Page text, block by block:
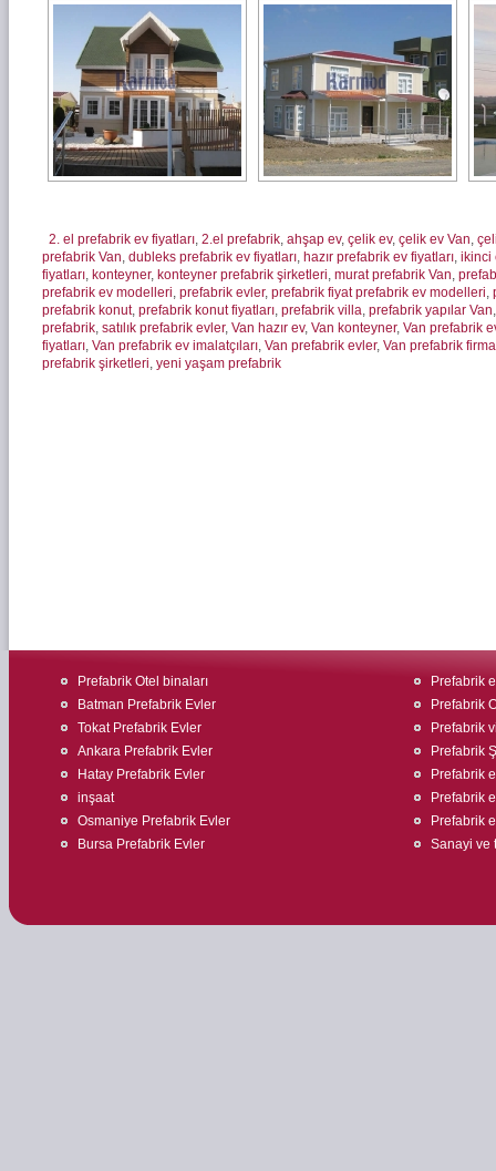
2. el prefabrik ev fiyatları, 2.el prefabrik, ahşap ev, çelik ev, çelik ev Van,
prefabrik Van, dubleks prefabrik ev fiyatları, hazır prefabrik ev fiyatları, ikinci
fiyatları, konteyner, konteyner prefabrik şirketleri, murat prefabrik Van,
prefabrik ev modelleri, prefabrik evler, prefabrik fiyat prefabrik ev modelleri,
prefabrik konut, prefabrik konut fiyatları, prefabrik villa, prefabrik yapılar Van
prefabrik, satılık prefabrik evler, Van hazır ev, Van konteyner, Van prefabrik
fiyatları, Van prefabrik ev imalatçıları, Van prefabrik evler, Van prefabrik
prefabrik şirketleri, yeni yaşam prefabrik
Prefabrik Otel binaları
Batman Prefabrik Evler
Tokat Prefabrik Evler
Ankara Prefabrik Evler
Hatay Prefabrik Evler
inşaat
Osmaniye Prefabrik Evler
Bursa Prefabrik Evler
Prefabrik
Prefabrik
Prefabrik
Prefabrik
Prefabrik
Prefabrik
Prefabrik
Sanayi ve